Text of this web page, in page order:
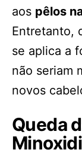
aos pêlos
Entretanto,
se aplica a
não seriam
novos
Queda